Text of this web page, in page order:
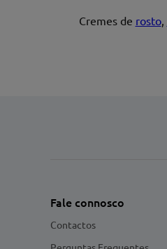
Cremes de rosto,
Fale connosco
Contactos